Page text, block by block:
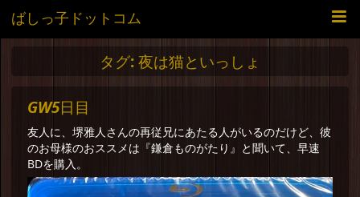
ばしっ子ドットコム
タグ:夜は猫といっしょ
GW5日目
友人に、堺雅人さんの再従兄にあたる人がいるのだけど、彼
のお母様のおススメは『鎌倉ものがたり』と聞いて、早速
BDを購入。